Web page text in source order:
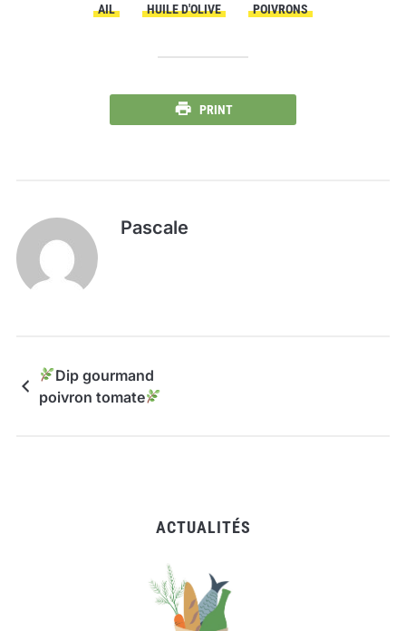
AIL HUILE D'OLIVE POIVRONS
PRINT
Pascale
Dip gourmand
poivron tomate
ACTUALITÉS